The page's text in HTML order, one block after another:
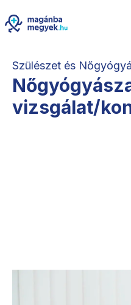
Szülészet és
vizsgálat/